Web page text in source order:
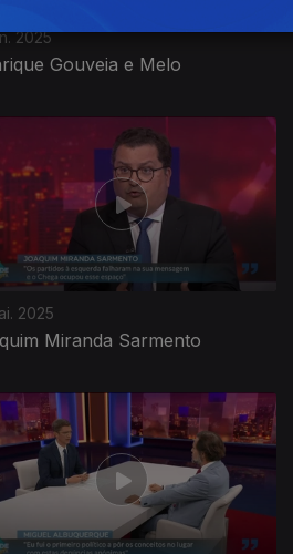
2025
Gouveia e Melo
2025
Miranda Sarmento